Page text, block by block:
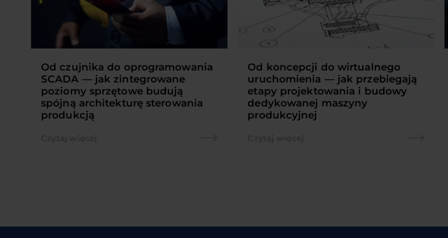
Od czujnika do oprogramowania
SCADA — jak zintegrowane
poziomy sprzętowe budują
spójną architekturę sterowania
produkcją
Od koncepcji do wirtualnego
uruchomienia — jak przebiegają
etapy projektowania i budowy
dedykowanej maszyny
produkcyjnej